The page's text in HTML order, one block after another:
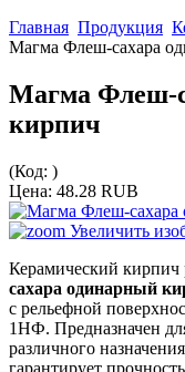
Главная Продукция
Магма Флеш-сахара
Магма Флеш-
кирпич
(Код: )
Цена: 48.28 RUB
Увеличить
Керамический кирпич
сахара одинарный
с рельефной
1НФ. Предназначен
различного
гарантирует